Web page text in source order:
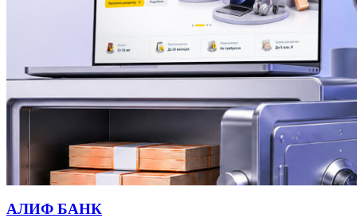
АЛИФ БАНК